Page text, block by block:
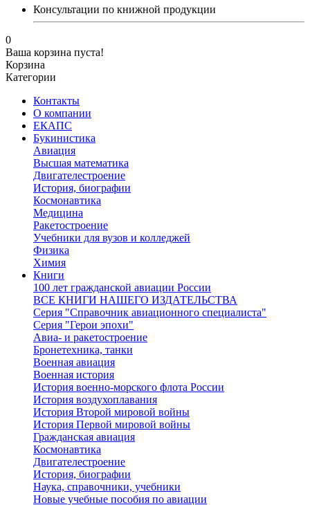
Консультации по книжной продукции
0
Ваша корзина пуста!
Корзина
Категории
Контакты
О компании
ЕКАПС
Букинистика
Авиация
Высшая математика
Двигателестроение
История, биографии
Космонавтика
Медицина
Ракетостроение
Учебники для вузов и колледжей
Физика
Химия
Книги
100 лет гражданской авиации России
ВСЕ КНИГИ НАШЕГО ИЗДАТЕЛЬСТВА
Серия "Справочник авиационного специалиста"
Серия "Герои эпохи"
Авиа- и ракетостроение
Бронетехника, танки
Военная авиация
Военная история
История военно-морского флота России
История воздухоплавания
История Второй мировой войны
История Первой мировой войны
Гражданская авиация
Космонавтика
Двигателестроение
История, биографии
Наука, справочники, учебники
Новые учебные пособия по авиации